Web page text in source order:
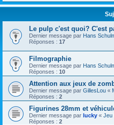
Le pulp c'est quoi? C'est
Dernier message par Hans
Réponses : 17
Filmographie
Dernier message par Hans
Réponses : 10
Attention aux jeux de
Dernier message par GillesLou «
Réponses : 2
Figurines 28mm et
Dernier message par lucky « Jeu
Réponses : 2